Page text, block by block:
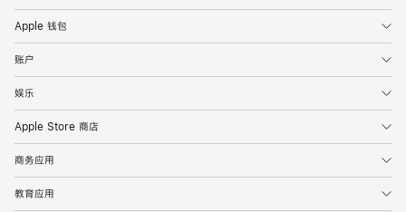
Apple 钱包
账户
娱乐
Apple Store 商店
商务应用
教育应用